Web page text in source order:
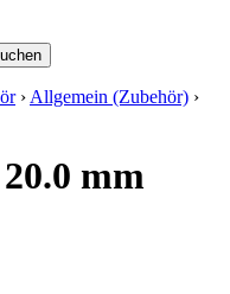
› Allgemein (Zubehör) ›
mm